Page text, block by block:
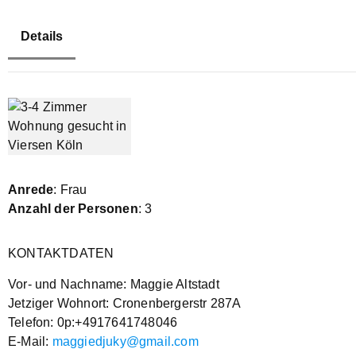
Details
Anrede: Frau
Anzahl der Personen: 3
KONTAKTDATEN
Vor- und Nachname: Maggie Altstadt
Jetziger Wohnort: Cronenbergerstr 287A
Telefon: 0p:+4917641748046
E-Mail: maggiedjuky@gmail.com